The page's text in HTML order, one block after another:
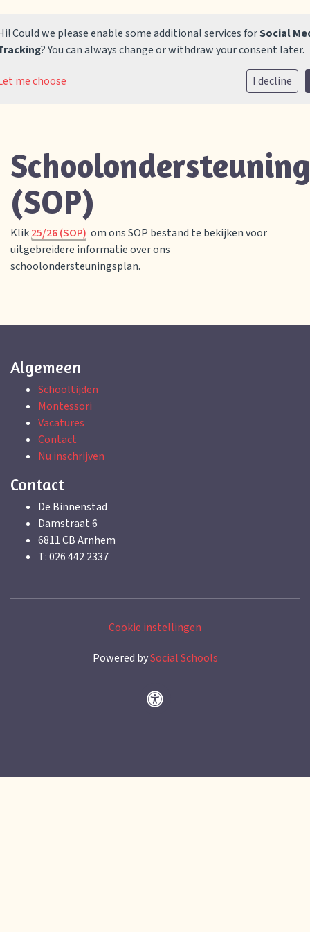
Praktische informatie
Vacatures
Contact
Aanmelden
(SOP)
Klik25/26 (SOP) om ons SOP bestand te bekijken voor
uitgebreidere informatie over ons
schoolondersteuningsplan.
Algemeen
Schooltijden
Montessori
Vacatures
Contact
Nu inschrijven
Contact
De Binnenstad
Damstraat 6
6811 CB Arnhem
T: 026 442 2337
Cookie instellingen
Powered bySocial Schools
Could we please enable some additional services forSocial
? You can always change or withdraw your consent later.
me choose I decline